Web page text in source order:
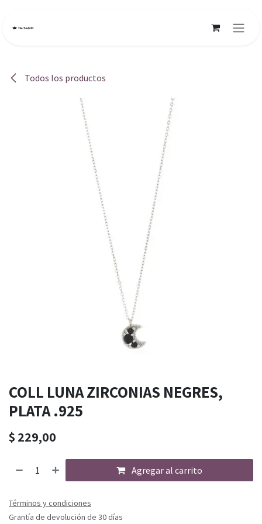
Todos los productos
COLL LUNA ZIRCONIAS NEGRES,
PLATA .925
$ 229,00
Agregar al carrito
Términos y condiciones
Grantía de devolución de 30 días